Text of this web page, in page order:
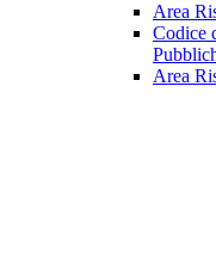
Area
Codice
Area